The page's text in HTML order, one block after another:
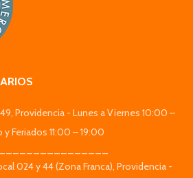
Providencia - Lunes a Viernes 10:00 –
Feriados 11:00 – 19:00
024 y 44 (Zona Franca), Providencia -